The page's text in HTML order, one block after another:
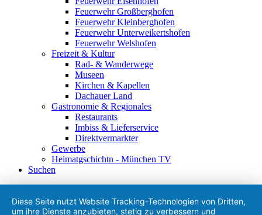
Feuerwehr Großberghofen
Feuerwehr Kleinberghofen
Feuerwehr Unterweikertshofen
Feuerwehr Welshofen
Freizeit & Kultur
Rad- & Wanderwege
Museen
Kirchen & Kapellen
Dachauer Land
Gastronomie & Regionales
Restaurants
Imbiss & Lieferservice
Direktvermarkter
Gewerbe
Heimatgschichtn - München TV
Suchen
Diese Seite nutzt Website Tracking-Technologien von Dritten,
um ihre Dienste anzubieten, stetig zu verbessern und